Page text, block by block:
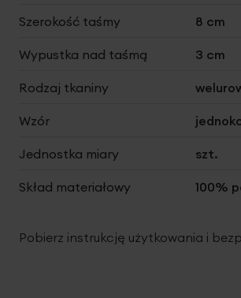
Szerokość taśmy 8 cm
Wypustka nad taśmą 3 cm
Rodzaj tkaniny
Wzór
Jednostka miary szt.
Skład materiałowy 100%
Pobierz instrukcję użytkowania i